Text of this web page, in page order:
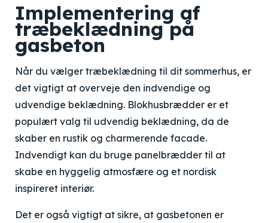
Implementering af
træbeklædning på
gasbeton
Når du vælger træbeklædning til dit sommerhus, er
det vigtigt at overveje den indvendige og
udvendige beklædning. Blokhusbrædder er et
populært valg til udvendig beklædning, da de
skaber en rustik og charmerende facade.
Indvendigt kan du bruge panelbrædder til at
skabe en hyggelig atmosfære og et nordisk
inspireret interiør.
Det er også vigtigt at sikre, at gasbetonen er